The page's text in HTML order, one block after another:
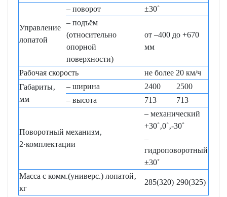
Управление
лопатой
– поворот
±30˚
– подъём
(относительно
опорной
поверхности)
от –400 до +670
мм
Рабочая скорость
не более 20 км/ч
Габариты‚
мм
– ширина 2400
2500
– высота
713 713
Поворотный механизм‚
2·комплектации
– механический
+30˚‚0˚‚-30˚
–
гидроповоротный
±30˚
Масса с комм.(универс.) лопатой‚
кг
285(320) 290(325)